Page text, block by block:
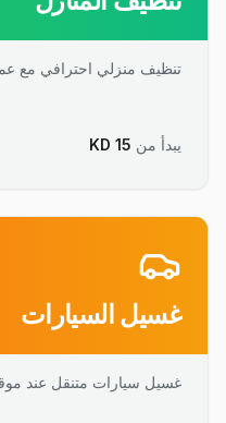
تنظيف منزلي احترافي مع
يبدأ من KD 15
غسيل السيارات
غسيل سيارات متنقل عند